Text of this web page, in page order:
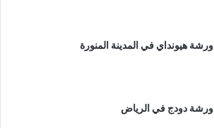
ورشة هيونداي في المدينة المنورة
ورشة دودج في الرياض